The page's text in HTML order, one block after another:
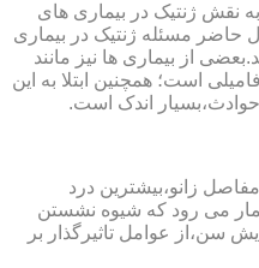
نقش ژنتیک در بیماری های
حاضر مسئله ژنتیک در بیماری
از بیماری ها نیز مانند
است؛ همچنین ابتلا به این
حوادث،بسیار اندک است.
زانو،بیشترین درد
می رود که شیوه نشستن
سن،از عوامل تاثیرگذار بر